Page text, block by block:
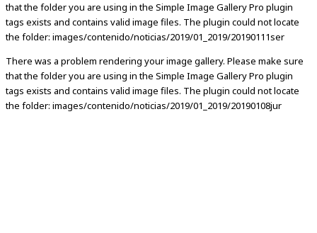
that the folder you are using in the Simple Image Gallery Pro plugin
tags exists and contains valid image files. The plugin could not locate
the folder: images/contenido/noticias/2019/01_2019/20190111ser
There was a problem rendering your image gallery. Please make sure
that the folder you are using in the Simple Image Gallery Pro plugin
tags exists and contains valid image files. The plugin could not locate
the folder: images/contenido/noticias/2019/01_2019/20190108jur